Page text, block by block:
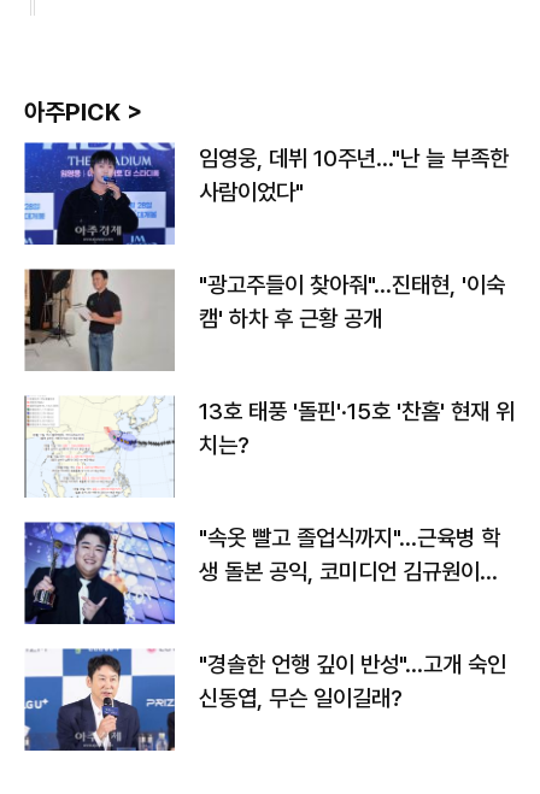
아주PICK >
임영웅, 데뷔 10주년…"난 늘 부족한
사람이었다"
"광고주들이 찾아줘"…진태현, '이숙
캠' 하차 후 근황 공개
13호 태풍 '돌핀'·15호 '찬홈' 현재 위
치는?
"속옷 빨고 졸업식까지"…근육병 학
생 돌본 공익, 코미디언 김규원이었
"경솔한 언행 깊이 반성"…고개 숙인
신동엽, 무슨 일이길래?